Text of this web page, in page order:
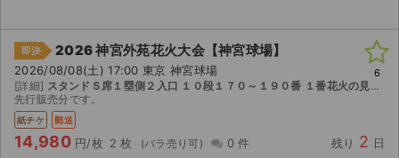
即決 2026 神宮外苑花火大会【神宮球場】
2026/08/08(土) 17:00 東京 神宮球場
[詳細] スタンドＳ席１塁側２入口 １０段１７０～１９０番 １番花火の見やすいエリアです！
先行販売分です。
紙チケ 郵送
14,980 円/枚 2 枚 0 件 残り 2 日
6